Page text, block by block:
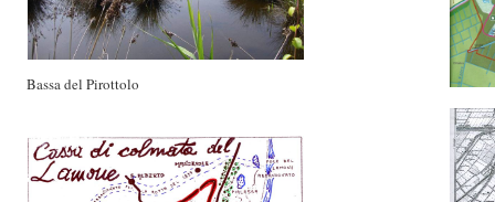
Bassa del Pirottolo